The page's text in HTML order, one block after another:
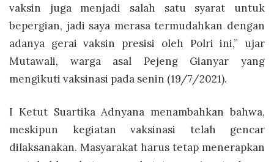
vaksin juga menjadi salah satu syarat untuk
bepergian, jadi saya merasa termudahkan dengan
adanya gerai vaksin presisi oleh Polri ini,” ujar
Mutawali, warga asal Pejeng Gianyar yang
mengikuti vaksinasi pada senin (19/7/2021).
I Ketut Suartika Adnyana menambahkan bahwa,
meskipun kegiatan vaksinasi telah gencar
dilaksanakan. Masyarakat harus tetap menerapkan